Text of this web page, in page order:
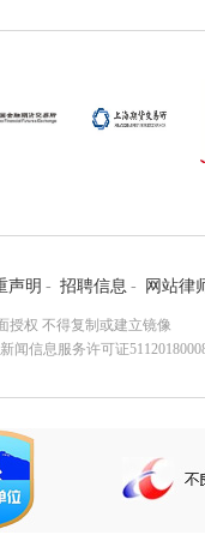
声明 - 招聘信息 - 网站律
授权 不得复制或建立镜像
信息服务许可证